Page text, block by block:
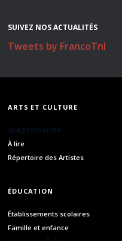
SUIVEZ NOS ACTUALITÉS
Tweets by FrancoTnl
ARTS ET CULTURE
/pageInvalide
À lire
Répertoire des Artistes
ÉDUCATION
Établissements scolaires
Famille et enfance